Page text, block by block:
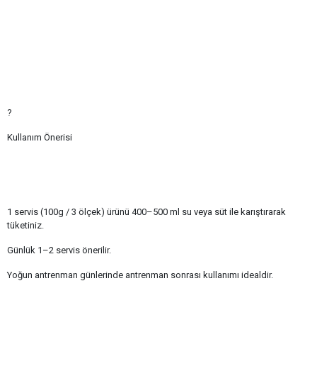
?
Kullanım Önerisi
1 servis (100g / 3 ölçek) ürünü 400–500 ml su veya süt ile karıştırarak
tüketiniz.
Günlük 1–2 servis önerilir.
Yoğun antrenman günlerinde antrenman sonrası kullanımı idealdir.